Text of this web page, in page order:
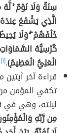
سِنَةٌ وَلَا نَوْمٌ
الَّذِي يَشْفَعُ عِندَهُ
خَلْفَهُمْ ۖ وَلَا
كُرْسِيُّهُ
الْعَلِيُّ الْعَظِيمُ).[١]
قراءة آخر آيتين
تكفي المؤمن
ليلته، وهي في
مِن رَّبِّهِ